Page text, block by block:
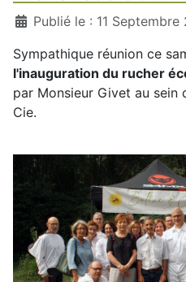
DétailsPublié le : 11 Septembre
Sympathique réunion ce
l'inauguration du rucher
par Monsieur Givet au sein
Cie.